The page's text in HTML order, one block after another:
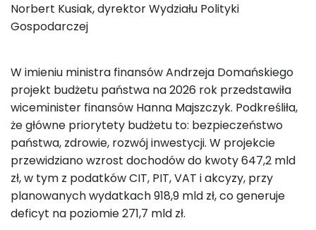
Norbert Kusiak, dyrektor Wydziału Polityki
Gospodarczej
W imieniu ministra finansów Andrzeja Domańskiego
projekt budżetu państwa na 2026 rok przedstawiła
wiceminister finansów Hanna Majszczyk. Podkreśliła,
że główne priorytety budżetu to: bezpieczeństwo
państwa, zdrowie, rozwój inwestycji. W projekcie
przewidziano wzrost dochodów do kwoty 647,2 mld
zł, w tym z podatków CIT, PIT, VAT i akcyzy, przy
planowanych wydatkach 918,9 mld zł, co generuje
deficyt na poziomie 271,7 mld zł.